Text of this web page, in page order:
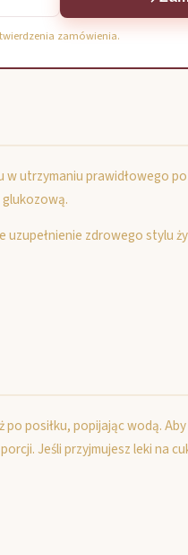
zamówienia.
utrzymaniu prawidłowego
uzupełnienie zdrowego stylu
posiłku, popijając wodą.
Jeśli przyjmujesz leki na